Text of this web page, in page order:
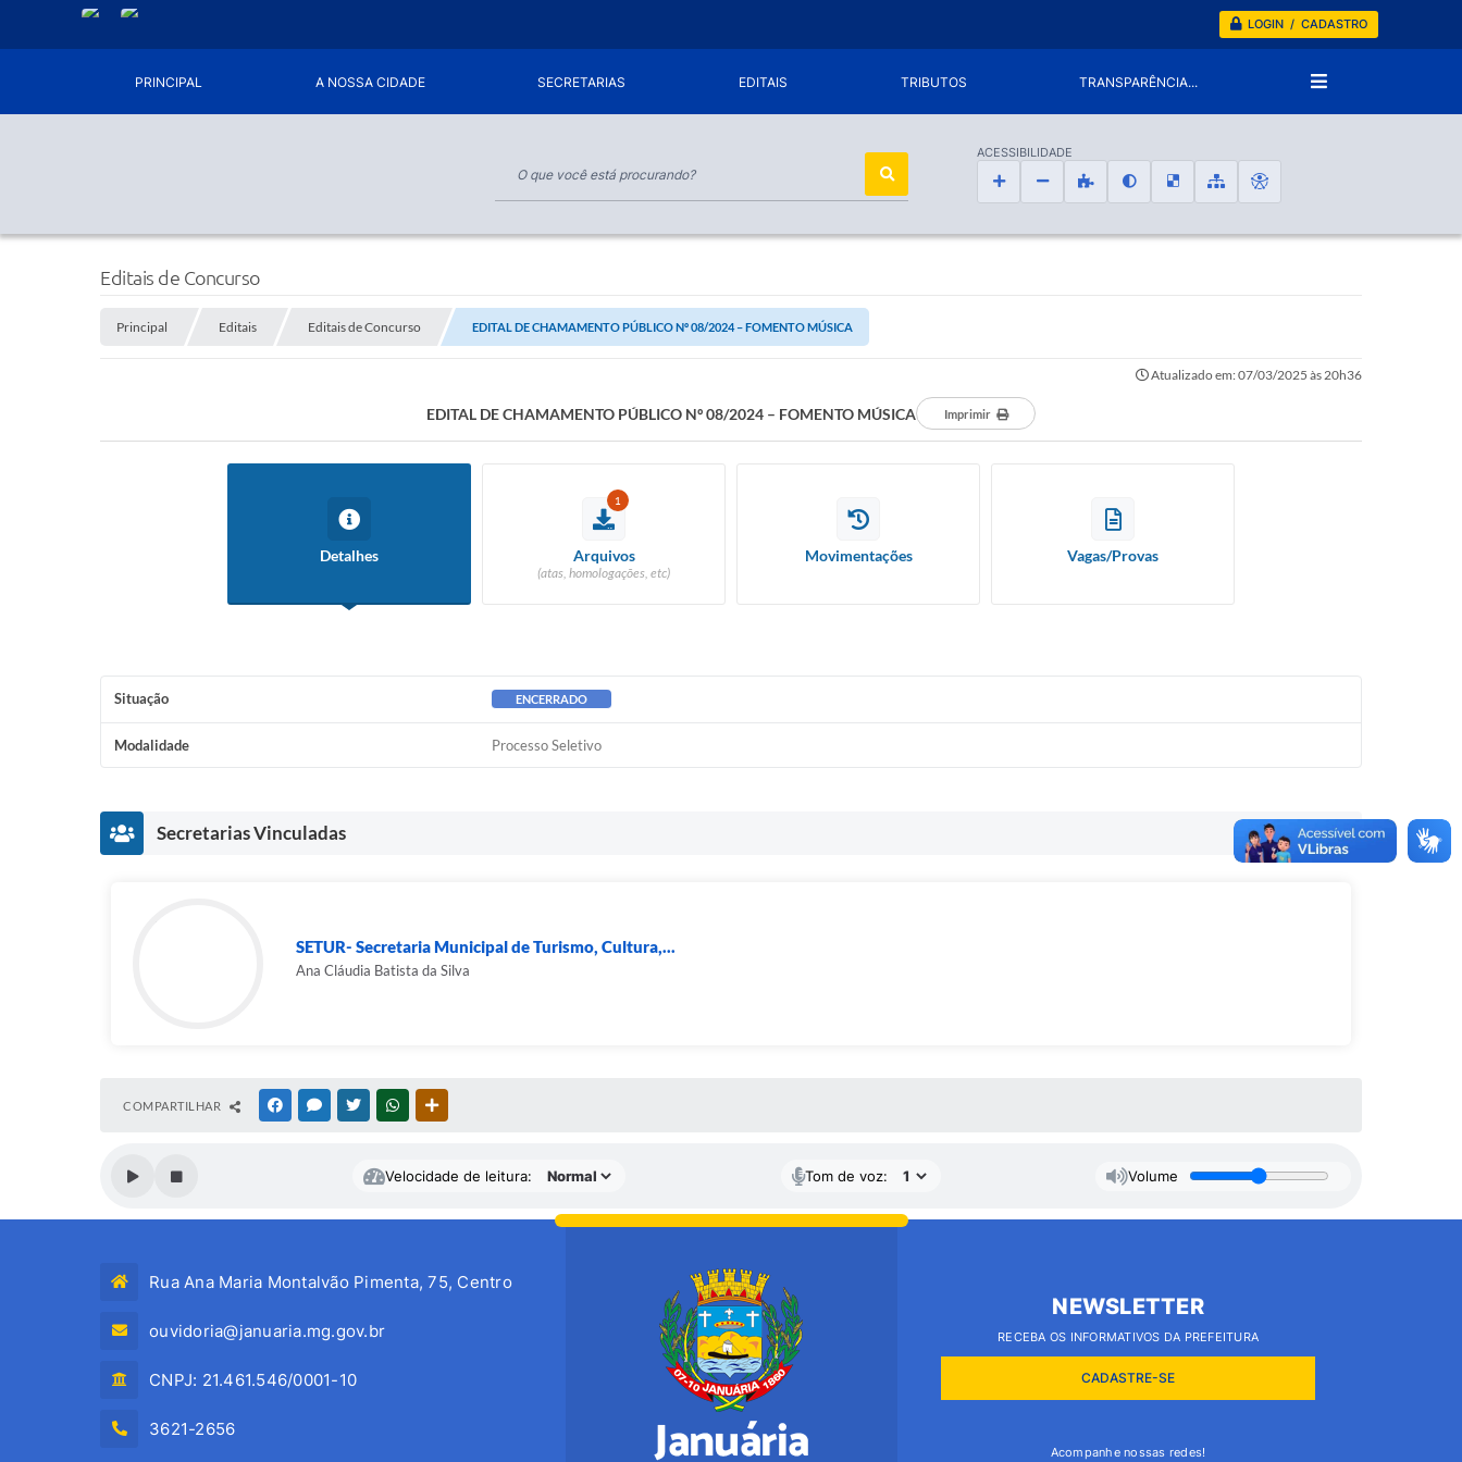
LOGIN / CADASTRO
PRINCIPAL A NOSSA CIDADE SECRETARIAS EDITAIS TRIBUTOS TRANSPARÊNCIA...
ACESSIBILIDADE
Editais de Concurso
Principal Editais Editais de Concurso EDITAL DE CHAMAMENTO PÚBLICO Nº 08/2024 – FOMENTO MÚSICA
Atualizado em: 07/03/2025 às 20h36
EDITAL DE CHAMAMENTO PÚBLICO Nº 08/2024 – FOMENTO MÚSICA Imprimir
Detalhes
1
Arquivos
(atas, homologações, etc)
Movimentações Vagas/Provas
Situação ENCERRADO
Modalidade Processo Seletivo
Secretarias Vinculadas
SETUR- Secretaria Municipal de Turismo, Cultura,...
Ana Cláudia Batista da Silva
COMPARTILHAR FACEBOOKMESSENGER
TWITTERWHATSAPP
Velocidade de leitura: Tom de voz: Volume
Rua Ana Maria Montalvão Pimenta, 75, Centro
ouvidoria@januaria.mg.gov.br
CNPJ: 21.461.546/0001-10
3621-2656
NEWSLETTER
RECEBA OS INFORMATIVOS DA PREFEITURA
CADASTRE-SE
Acompanhe nossas redes!